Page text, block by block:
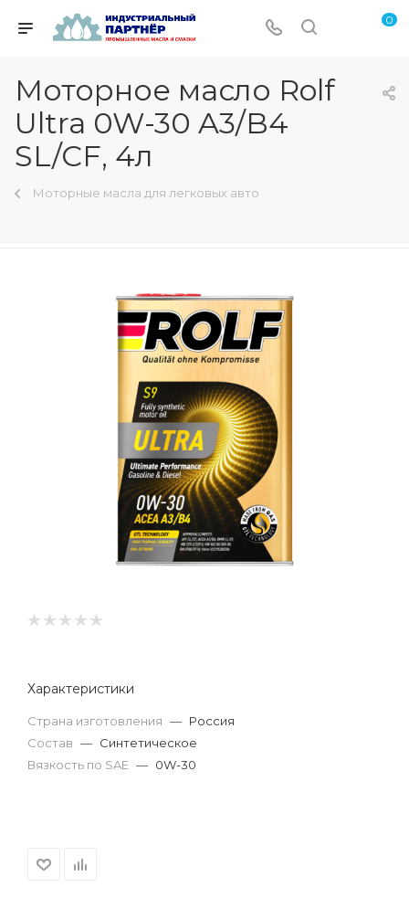
0
Моторное масло Rolf
Ultra 0W-30 A3/B4
SL/CF, 4л
Моторные масла для легковых авто
Характеристики
Страна изготовления — Россия
Состав — Синтетическое
Вязкость по SAE — 0W-30